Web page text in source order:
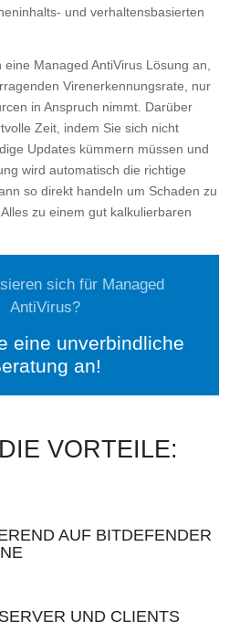
und verhaltensbasierten
Managed AntiVirus Lösung an,
Virenerkennungsrate, nur
in Anspruch nimmt. Darüber
Zeit, indem Sie sich nicht
Updates kümmern müssen und
wird automatisch die richtige
so direkt handeln um Schaden zu
zu einem gut kalkulierbaren
sich für Managed
AntiVirus?
eine unverbindliche
an!
VORTEILE:
AUF BITDEFENDER
UND CLIENTS